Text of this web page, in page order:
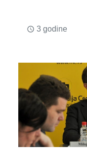
access_time 3 godine